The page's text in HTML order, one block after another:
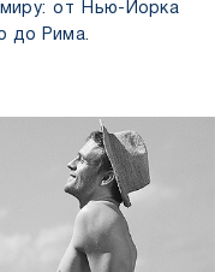
от Нью-Йорка
до Рима.